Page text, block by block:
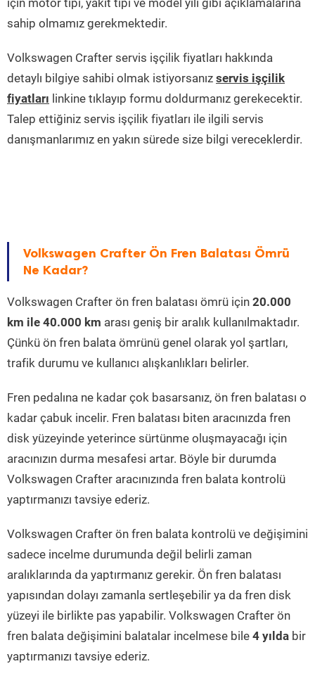
için motor tipi, yakıt tipi ve model yılı gibi açıklamalarına
sahip olmamız gerekmektedir.
Volkswagen Crafter servis işçilik fiyatları hakkında
detaylı bilgiye sahibi olmak istiyorsanız servis işçilik
fiyatları linkine tıklayıp formu doldurmanız gerekecektir.
Talep ettiğiniz servis işçilik fiyatları ile ilgili servis
danışmanlarımız en yakın sürede size bilgi vereceklerdir.
Volkswagen Crafter Ön Fren Balatası Ömrü
Ne Kadar?
Volkswagen Crafter ön fren balatası ömrü için 20.000
km ile 40.000 km arası geniş bir aralık kullanılmaktadır.
Çünkü ön fren balata ömrünü genel olarak yol şartları,
trafik durumu ve kullanıcı alışkanlıkları belirler.
Fren pedalına ne kadar çok basarsanız, ön fren balatası o
kadar çabuk incelir. Fren balatası biten aracınızda fren
disk yüzeyinde yeterince sürtünme oluşmayacağı için
aracınızın durma mesafesi artar. Böyle bir durumda
Volkswagen Crafter aracınızında fren balata kontrolü
yaptırmanızı tavsiye ederiz.
Volkswagen Crafter ön fren balata kontrolü ve değişimini
sadece incelme durumunda değil belirli zaman
aralıklarında da yaptırmanız gerekir. Ön fren balatası
yapısından dolayı zamanla sertleşebilir ya da fren disk
yüzeyi ile birlikte pas yapabilir. Volkswagen Crafter ön
fren balata değişimini balatalar incelmese bile 4 yılda bir
yaptırmanızı tavsiye ederiz.